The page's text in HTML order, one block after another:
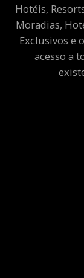
Hotéis,
Moradias,
Exclusivos e
acesso a